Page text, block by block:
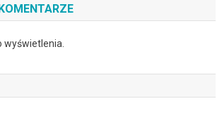
wyświetlenia.